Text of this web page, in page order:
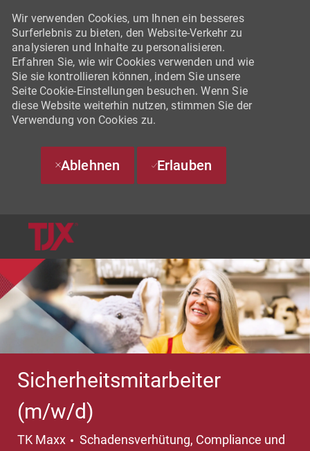
Wir verwenden Cookies, um Ihnen ein besseres
Surferlebnis zu bieten, den Website-Verkehr zu
analysieren und Inhalte zu personalisieren.
Erfahren Sie, wie wir Cookies verwenden und wie
Sie sie kontrollieren können, indem Sie unsere
Seite Cookie-Einstellungen besuchen. Wenn Sie
diese Website weiterhin nutzen, stimmen Sie der
Verwendung von Cookies zu.
Ablehnen Erlauben
Sicherheitsmitarbeiter
(m/w/d)
TK Maxx Kategorie
Schadensverhütung, Compliance und